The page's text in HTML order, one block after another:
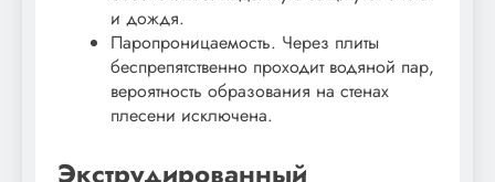
и дождя.
Паропроницаемость. Через плиты
беспрепятственно проходит водяной пар,
вероятность образования на стенах
плесени исключена.
Экструдированный